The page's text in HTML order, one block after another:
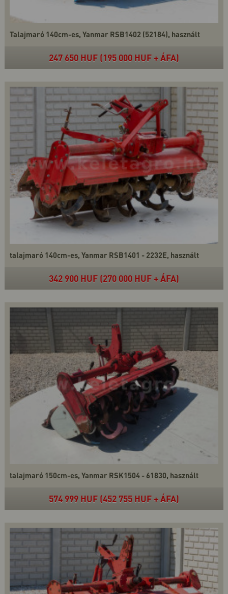
Talajmaró 140cm-es, Yanmar RSB1402 (52184), használt
247 650 HUF (195 000 HUF + ÁFA)
talajmaró 140cm-es, Yanmar RSB1401 - 2232E, használt
342 900 HUF (270 000 HUF + ÁFA)
talajmaró 150cm-es, Yanmar RSK1504 - 61830, használt
574 999 HUF (452 755 HUF + ÁFA)